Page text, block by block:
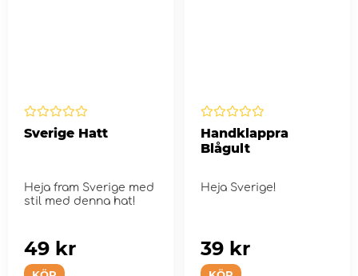
Sverige Hatt
Heja fram Sverige med
stil med denna hat!
49 kr
Handklappra
Blågult
Heja Sverige!
39 kr